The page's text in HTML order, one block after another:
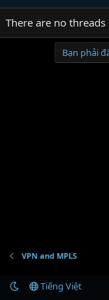
There are no
Bạn phải
VPN and MPLS
Tiếng Việt